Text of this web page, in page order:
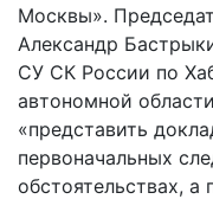
Москвы».
Александр
СУ СК России по
автономной
«представить
первоначальных
обстоятельствах, а